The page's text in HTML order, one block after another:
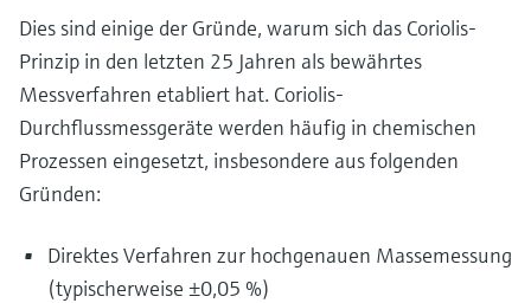
Dies sind einige der Gründe, warum sich das Coriolis-
Prinzip in den letzten 25 Jahren als bewährtes
Messverfahren etabliert hat. Coriolis-
Durchflussmessgeräte werden häufig in chemischen
Prozessen eingesetzt, insbesondere aus folgenden
Gründen:
Direktes Verfahren zur hochgenauen Massemessung
(typischerweise ±0,05 %)